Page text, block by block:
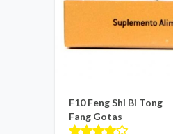
F10 Feng Shi Bi Tong
Fang Gotas